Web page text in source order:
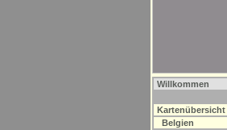
Willkommen
Kartenübersicht
Belgien